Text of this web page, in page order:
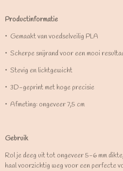
Productinformatie
•⁠ ⁠Gemaakt van voedselveilig PLA
•⁠ ⁠Scherpe snijrand voor een mooi
•⁠ ⁠Stevig en lichtgewicht
•⁠ ⁠3D-geprint met hoge precisie
•⁠ ⁠Afmeting: ongeveer 7,5 cm
Gebruik
Rol je deeg uit tot ongeveer 5-6 mm
haal voorzichtig weg voor een perfecte